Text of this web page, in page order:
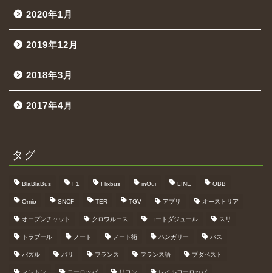
2020年1月
2019年12月
2018年3月
2017年4月
タグ
BlaBlaBus F1 Flixbus inOui LINE OBB
Omio SNCF TER TGV アプリ オーストリア
オープンチャット クロワルース コートダジュール スリ
トラブール ノート ノート術 ハンガリー バス
パズル パリ フランス フランス語 ブダペスト